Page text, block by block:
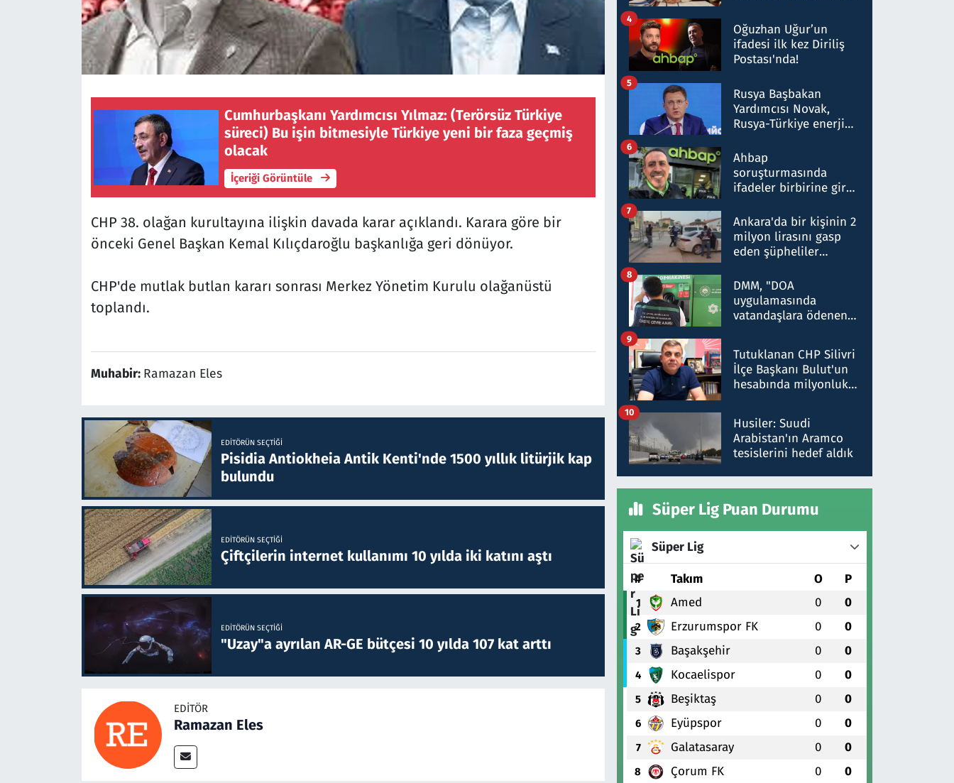
Cumhurbaşkanı Yardımcısı Yılmaz: (Terörsüz Türkiye
süreci) Bu işin bitmesiyle Türkiye yeni bir faza geçmiş
olacak
İçeriği Görüntüle
CHP 38. olağan kurultayına ilişkin davada karar açıklandı. Karara göre bir
önceki Genel Başkan Kemal Kılıçdaroğlu başkanlığa geri dönüyor.
CHP'de mutlak butlan kararı sonrası Merkez Yönetim Kurulu olağanüstü
toplandı.
Muhabir: Ramazan Eles
EDITÖRÜN SEÇTIĞI
Pisidia Antiokheia Antik Kenti'nde 1500 yıllık litürjik kap
bulundu
EDITÖRÜN SEÇTIĞI
Çiftçilerin internet kullanımı 10 yılda iki katını aştı
EDITÖRÜN SEÇTIĞI
"Uzay"a ayrılan AR-GE bütçesi 10 yılda 107 kat arttı
EDITÖR
Ramazan Eles
Oğuzhan Uğur’un
ifadesi ilk kez Diriliş
Postası'nda!
4
Rusya Başbakan
Yardımcısı Novak,
Rusya-Türkiye enerji
nitelikte olduğunu
belirtti
5
Ahbap
soruşturmasında
ifadeler birbirine girdi:
ifadelerinden ortaya
çıkan tablo şok etti
6
Ankara'da bir kişinin 2
milyon lirasını gasp
eden şüpheliler
7
DMM, "DOA
uygulamasında
vatandaşlara ödenen
düşürüldüğü" iddiasını
yalanladı
8
Tutuklanan CHP Silivri
İlçe Başkanı Bulut'un
hesabında milyonluk
talimat verdi, ben
gönderdim
9
Husiler: Suudi
Arabistan'ın Aramco
tesislerini hedef aldık
10
Süper Lig Puan Durumu
Süper Lig
# Takım O P
1 Amed 0 0
2 Erzurumspor FK 0 0
3 Başakşehir 0 0
4 Kocaelispor 0 0
5 Beşiktaş 0 0
6 Eyüpspor 0 0
7 Galatasaray 0 0
8 Çorum FK 0 0